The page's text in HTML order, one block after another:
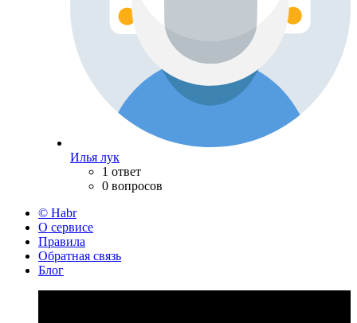
Илья лук
1 ответ
0 вопросов
© Habr
О сервисе
Правила
Обратная связь
Блог